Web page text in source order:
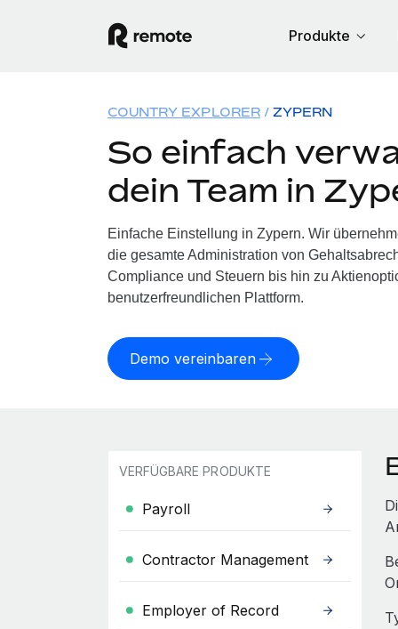
Produkte
COUNTRY EXPLORER ZYPERN
So einfach
dein Team in
Einfache Einstellung in Zypern. Wir
die gesamte Administration von
Compliance und Steuern bis hin zu
benutzerfreundlichen Plattform.
Demo vereinbaren
VERFÜGBARE PRODUKTE
Payroll
Contractor Management
Employer of Record